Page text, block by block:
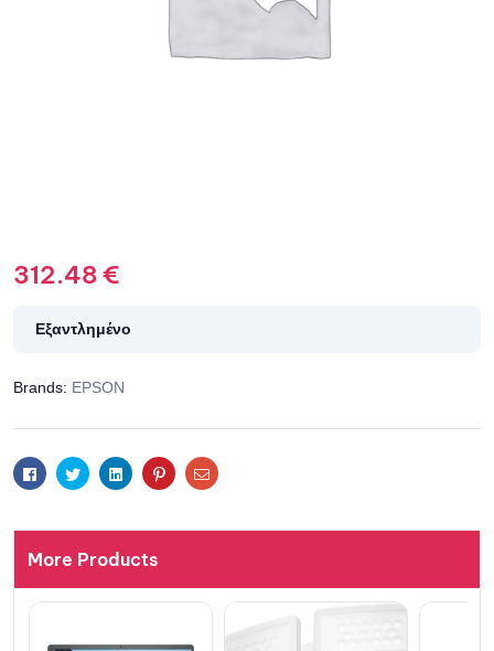
312.48€
Εξαντλημένο
Brands: EPSON
FacebookTwitterLinkedinPinterestEmail
More Products